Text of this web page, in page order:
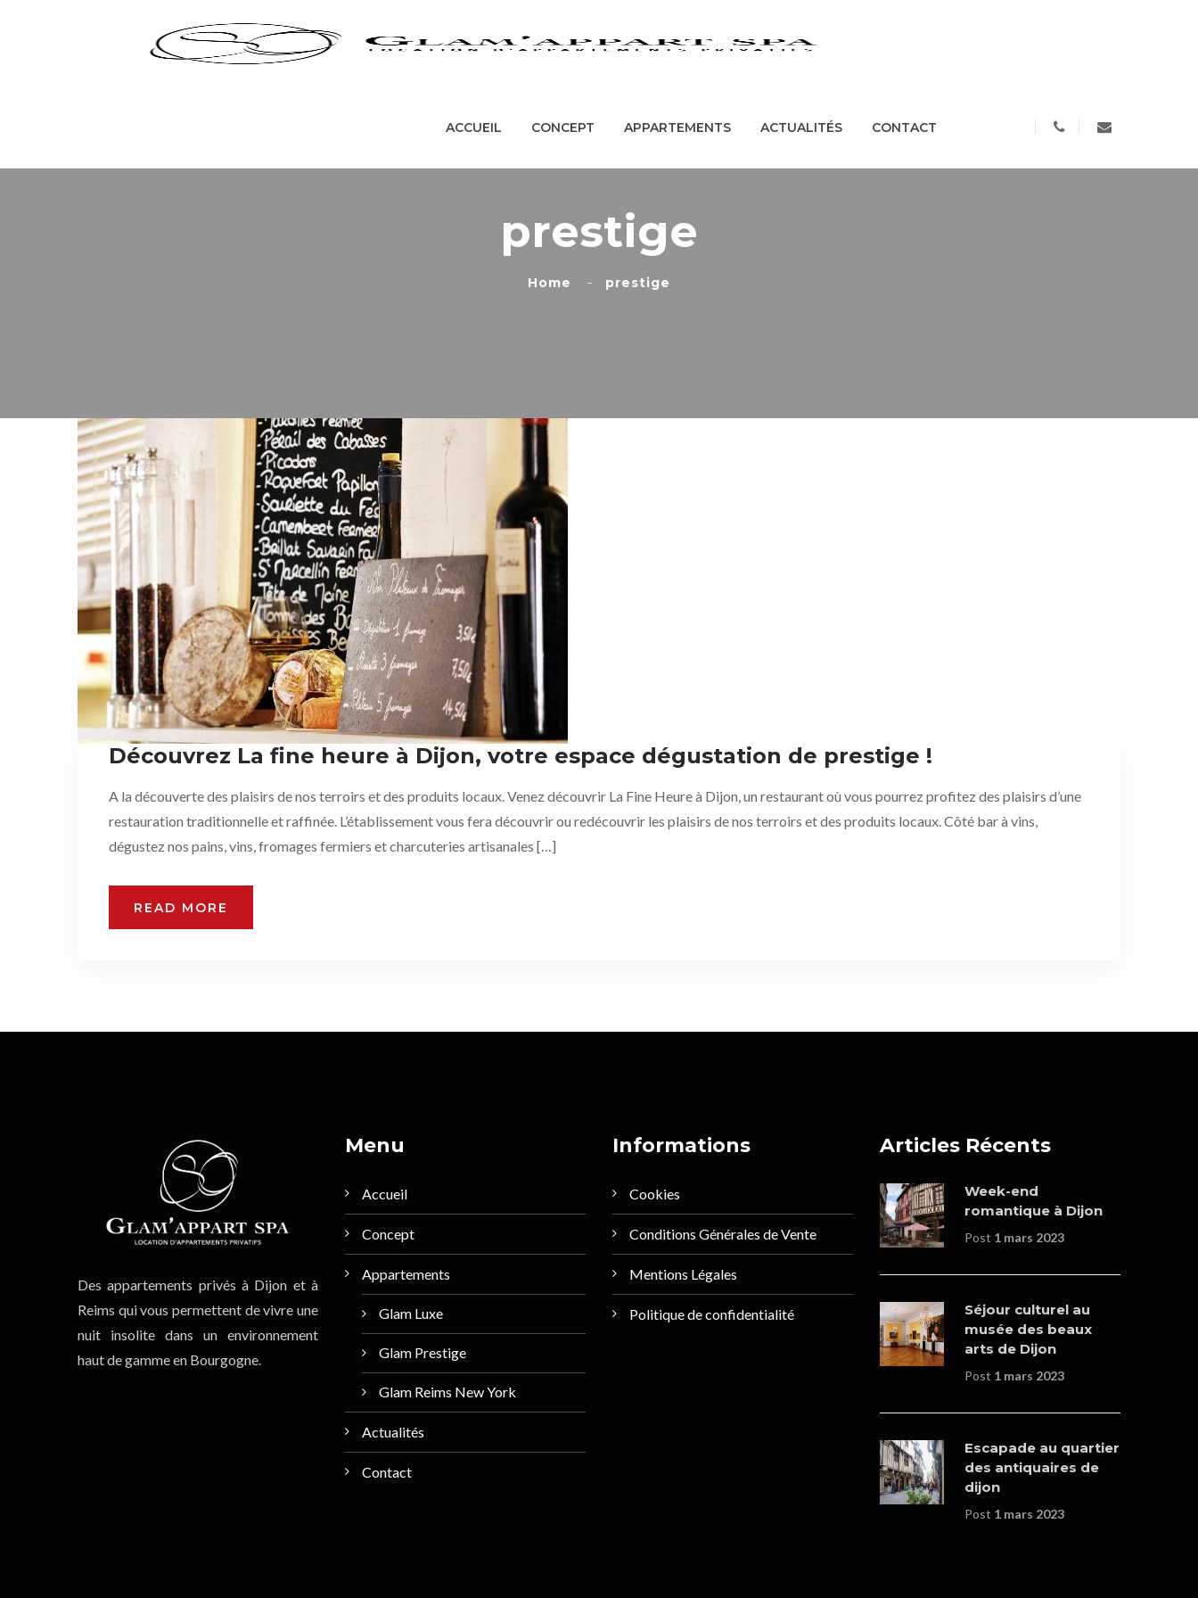
ACCUEIL CONCEPT APPARTEMENTS
ACCUEIL CONCEPT APPARTEMENTS ACTUALITÉS CONTACT
prestige
Home prestige
Découvrez La fine heure à Dijon, votre espace dégustation de prestige !
A la découverte des plaisirs de nos terroirs et des produits locaux. Venez découvrir La Fine Heure à Dijon, un restaurant où vous pourrez profitez des plaisirs d’une
restauration traditionnelle et raffinée. L’établissement vous fera découvrir ou redécouvrir les plaisirs de nos terroirs et des produits locaux. Côté bar à vins,
dégustez nos pains, vins, fromages fermiers et charcuteries artisanales […]
READ MORE
Des appartements privés à Dijon et à
Reims qui vous permettent de vivre une
nuit insolite dans un environnement
haut de gamme en Bourgogne.
Menu
Accueil
Concept
Appartements
Glam Luxe
Glam Prestige
Glam Reims New York
Actualités
Contact
Informations
Cookies
Conditions Générales de Vente
Mentions Légales
Politique de confidentialité
Articles Récents
Week-end
romantique à Dijon
Post 1 mars 2023
Séjour culturel au
musée des beaux
arts de Dijon
Post 1 mars 2023
Escapade au quartier
des antiquaires de
dijon
Post 1 mars 2023